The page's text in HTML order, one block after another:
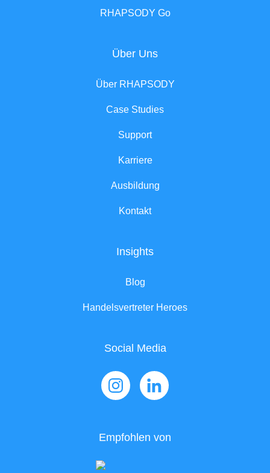
RHAPSODY Go
Über Uns
Über RHAPSODY
Case Studies
Support
Karriere
Ausbildung
Kontakt
Insights
Blog
Handelsvertreter Heroes
Social Media
Empfohlen von